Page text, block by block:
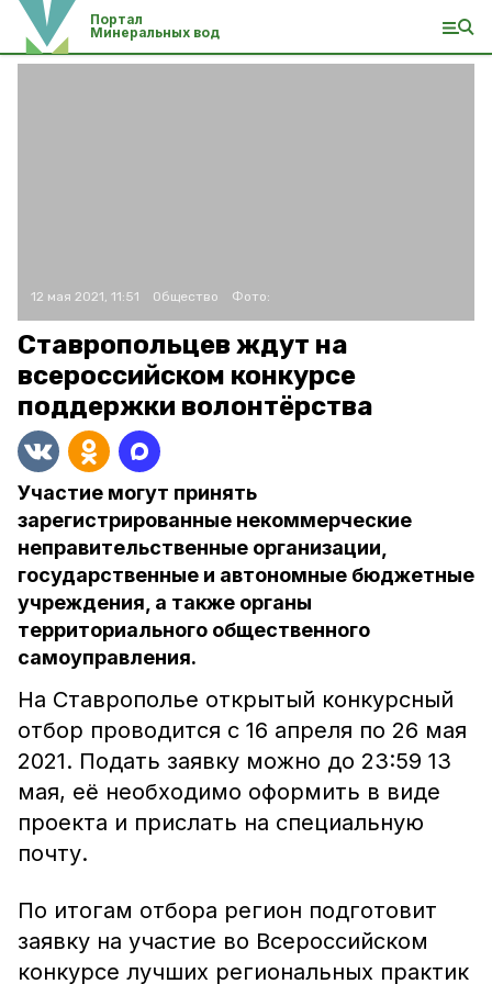
Портал
Минеральных вод
12 мая 2021, 11:51 Общество Фото:
Ставропольцев ждут на
всероссийском конкурсе
поддержки волонтёрства
Участие могут принять
зарегистрированные некоммерческие
неправительственные организации,
государственные и автономные бюджетные
учреждения, а также органы
территориального общественного
самоуправления.
На Ставрополье открытый конкурсный
отбор проводится с 16 апреля по 26 мая
2021. Подать заявку можно до 23:59 13
мая, её необходимо оформить в виде
проекта и прислать на специальную
почту.
По итогам отбора регион подготовит
заявку на участие во Всероссийском
конкурсе лучших региональных практик